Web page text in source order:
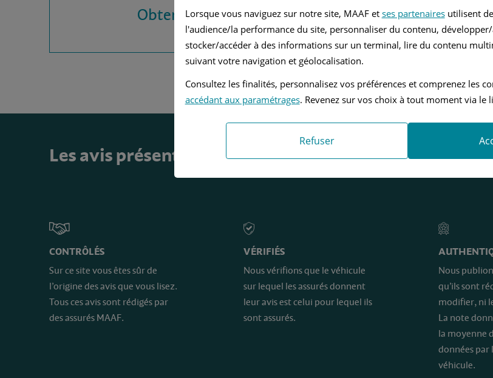
Obtenez vos devis MAAF
Les avis présents sur ce site sont…
CONTRÔLÉS
Sur ce site vous êtes sûr de
l’origine des avis que vous lisez.
Tous ces avis sont rédigés par
des assurés MAAF.
VÉRIFIÉS
Nous vérifions que le véhicule
sur lequel les assurés donnent
leur avis est celui pour lequel ils
sont assurés.
Nous
qu’ils sont
modifier, ni
La note
la moyenne
données par
véhicule.
Lorsque vous naviguez sur notre site, MAAF et ses partenairesutilisent
l'audience/la performance du site, personnaliser du contenu,
stocker/accéder à des informations sur un terminal, lire du contenu
suivant votre navigation et géolocalisation.
Consultez les finalités, personnalisez vos préférences et comprenez les
accédant aux paramétrages. Revenez sur vos choix à tout moment via le
Refuser